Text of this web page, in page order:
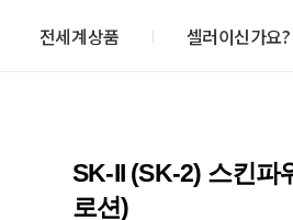
전세계상품 셀러이신가요?
SK-II (SK-2) 스킨파
로션)